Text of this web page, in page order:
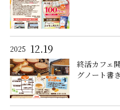
2025 12.19
終活カフェ
グノート書